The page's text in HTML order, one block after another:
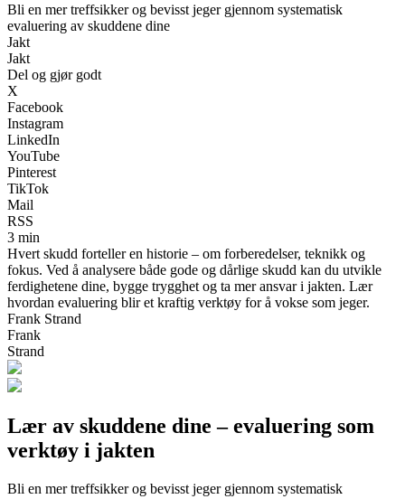
Bli en mer treffsikker og bevisst jeger gjennom systematisk
evaluering av skuddene dine
Jakt
Jakt
Del og gjør godt
X
Facebook
Instagram
LinkedIn
YouTube
Pinterest
TikTok
Mail
RSS
3 min
Hvert skudd forteller en historie – om forberedelser, teknikk og
fokus. Ved å analysere både gode og dårlige skudd kan du utvikle
ferdighetene dine, bygge trygghet og ta mer ansvar i jakten. Lær
hvordan evaluering blir et kraftig verktøy for å vokse som jeger.
Frank Strand
Frank
Strand
Lær av skuddene dine – evaluering som
verktøy i jakten
Bli en mer treffsikker og bevisst jeger gjennom systematisk